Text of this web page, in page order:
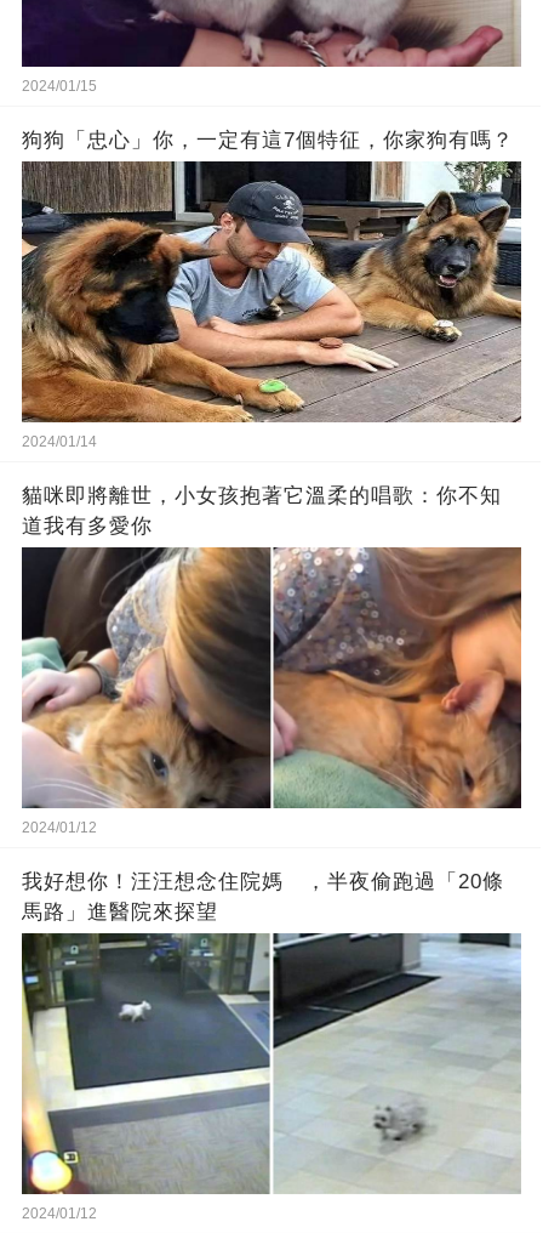
2024/01/15
狗狗「忠心」你，一定有這7個特征，你家狗有嗎？
2024/01/14
貓咪即將離世，小女孩抱著它溫柔的唱歌：你不知
道我有多愛你
2024/01/12
我好想你！汪汪想念住院媽 ，半夜偷跑過「20條
馬路」進醫院來探望
2024/01/12